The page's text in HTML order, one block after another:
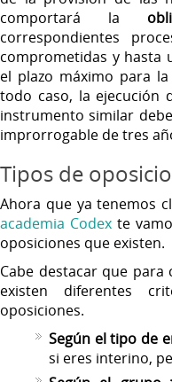
comportará la
correspondientes
comprometidas y hasta
el plazo máximo para
todo caso, la ejecución
instrumento similar
improrrogable de tres
Tipos de
Ahora que ya tenemos
academia Codexte
oposiciones que existen.
Cabe destacar que
existen diferentes
oposiciones.
Según el tipo de
si eres interino,